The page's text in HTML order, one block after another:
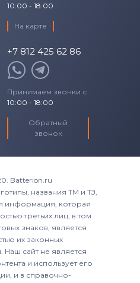
10:00 - 18:00
На карте
+7 812 425 62 86
Принимаем звонки с
10:00 - 18:00
Обратный
звонок
Batterion.ru
названия ТМ и ТЗ,
информация, которая
третьих лиц, в том
знаков, является
их законных
Наш сайт не является
и использует его
и в справочно-